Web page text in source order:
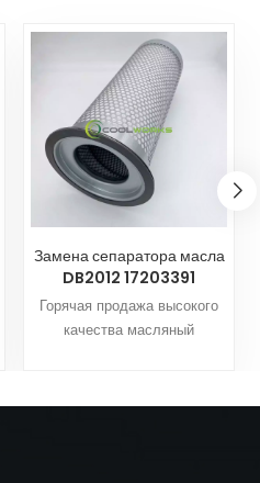
Замена сепаратора масла
DB2012 17203391
21203391 KV210-019 для
винтового компрессора
Горячая продажа высокого
качества масляный
KV210-019.CoolWorks